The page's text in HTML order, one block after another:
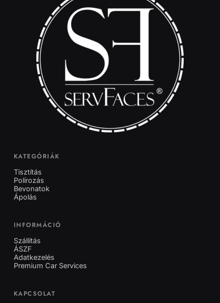
KATEGÓRIÁK
Tisztítás
Polírozás
Bevonatok
Ápolás
INFORMÁCIÓ
Szállítás
ÁSZF
Adatkezelés
Premium Car Services
KAPCSOLAT